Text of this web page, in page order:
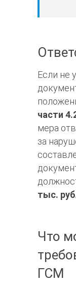
Если не
части
мера
за
тыс.
Что
ГСМ